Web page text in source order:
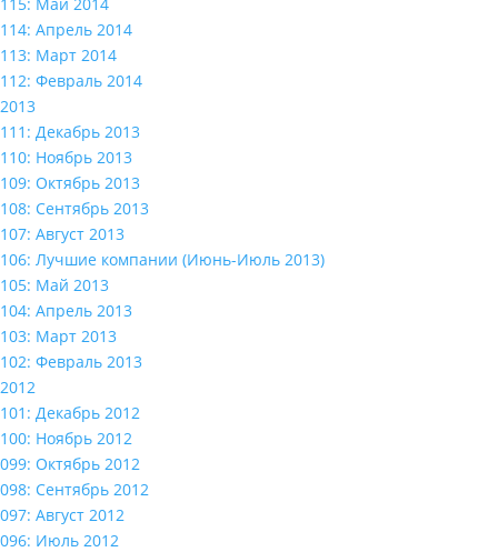
114: Апрель 2014
113: Март 2014
112: Февраль 2014
2013
111: Декабрь 2013
110: Ноябрь 2013
109: Октябрь 2013
108: Сентябрь 2013
107: Август 2013
106: Лучшие компании (Июнь-Июль 2013)
105: Май 2013
104: Апрель 2013
103: Март 2013
102: Февраль 2013
2012
101: Декабрь 2012
100: Ноябрь 2012
099: Октябрь 2012
098: Сентябрь 2012
097: Август 2012
096: Июль 2012